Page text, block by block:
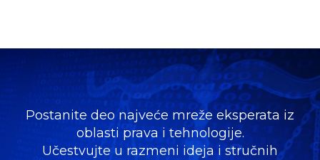
Postanite deo najveće mreže eksperata iz
oblasti prava i tehnologije.
Učestvujte u razmeni ideja i stručnih